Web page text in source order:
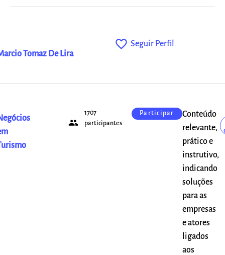
Tomaz De Lira
favorite_outline Seguir Perfil
people
1707
participantes
Participar
Conteúdo
relevante,
prático e
instrutivo,
indicando
soluções
para as
empresas
e atores
ligados
aos